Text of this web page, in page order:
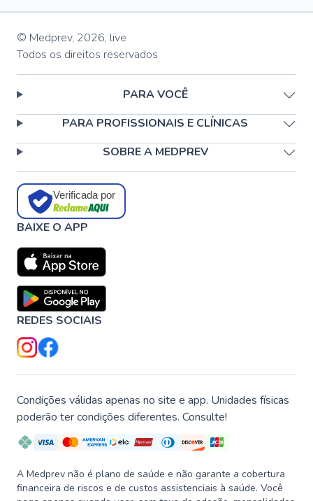
© Medprev, 2026, live
Todos os direitos reservados
PARA VOCÊ
PARA PROFISSIONAIS E CLÍNICAS
SOBRE A MEDPREV
Verificada por
BAIXE O APP
REDES SOCIAIS
Condições válidas apenas no site e app. Unidades físicas
poderão ter condições diferentes. Consulte!
A Medprev não é plano de saúde e não garante a cobertura
financeira de riscos e de custos assistenciais à saúde. Você